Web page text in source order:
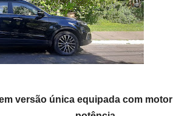
versão única equipada com